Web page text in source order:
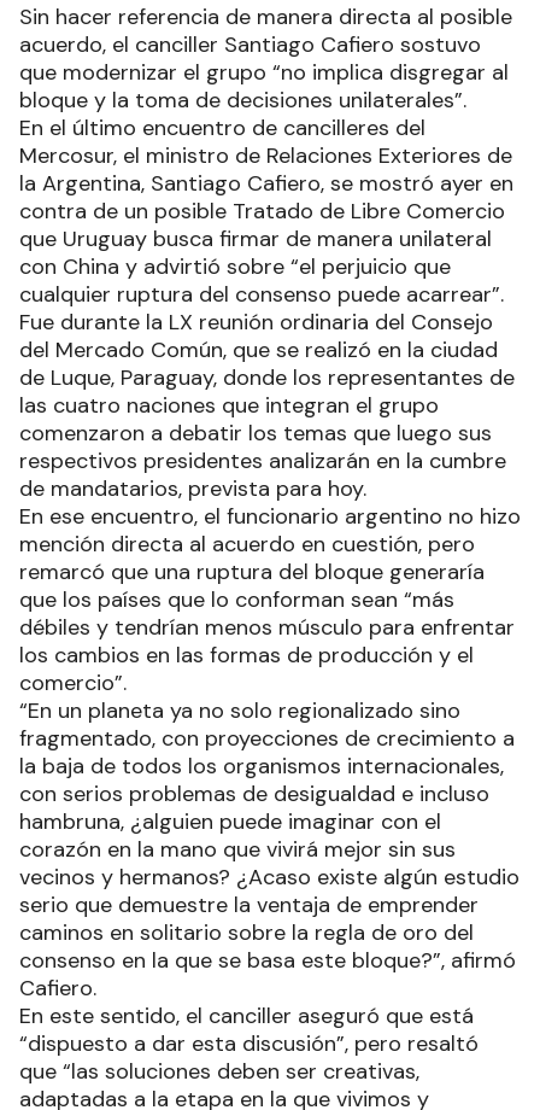
Sin hacer referencia de manera directa al posible
acuerdo, el canciller Santiago Cafiero sostuvo
que modernizar el grupo “no implica disgregar al
bloque y la toma de decisiones unilaterales”.
En el último encuentro de cancilleres del
Mercosur, el ministro de Relaciones Exteriores de
la Argentina, Santiago Cafiero, se mostró ayer en
contra de un posible Tratado de Libre Comercio
que Uruguay busca firmar de manera unilateral
con China y advirtió sobre “el perjuicio que
cualquier ruptura del consenso puede acarrear”.
Fue durante la LX reunión ordinaria del Consejo
del Mercado Común, que se realizó en la ciudad
de Luque, Paraguay, donde los representantes de
las cuatro naciones que integran el grupo
comenzaron a debatir los temas que luego sus
respectivos presidentes analizarán en la cumbre
de mandatarios, prevista para hoy.
En ese encuentro, el funcionario argentino no hizo
mención directa al acuerdo en cuestión, pero
remarcó que una ruptura del bloque generaría
que los países que lo conforman sean “más
débiles y tendrían menos músculo para enfrentar
los cambios en las formas de producción y el
comercio”.
“En un planeta ya no solo regionalizado sino
fragmentado, con proyecciones de crecimiento a
la baja de todos los organismos internacionales,
con serios problemas de desigualdad e incluso
hambruna, ¿alguien puede imaginar con el
corazón en la mano que vivirá mejor sin sus
vecinos y hermanos? ¿Acaso existe algún estudio
serio que demuestre la ventaja de emprender
caminos en solitario sobre la regla de oro del
consenso en la que se basa este bloque?”, afirmó
Cafiero.
En este sentido, el canciller aseguró que está
“dispuesto a dar esta discusión”, pero resaltó
que “las soluciones deben ser creativas,
adaptadas a la etapa en la que vivimos y